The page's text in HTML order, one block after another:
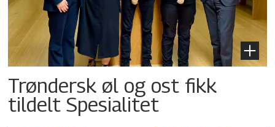
Trøndersk øl og ost fikk
tildelt Spesialitet